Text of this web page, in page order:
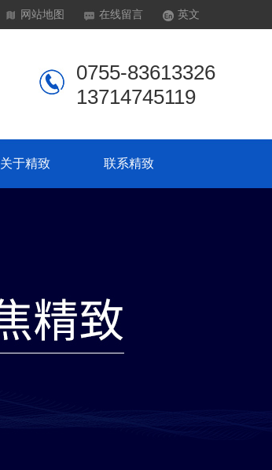
网站地图 在线留言 英文
0755-83613326
13714745119
关于精致 联系精致